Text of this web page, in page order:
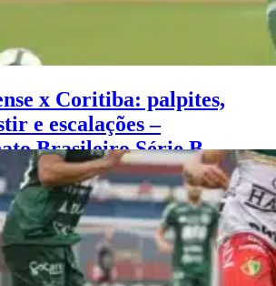
x Coritiba: palpites,
e escalações –
Brasileiro Série B